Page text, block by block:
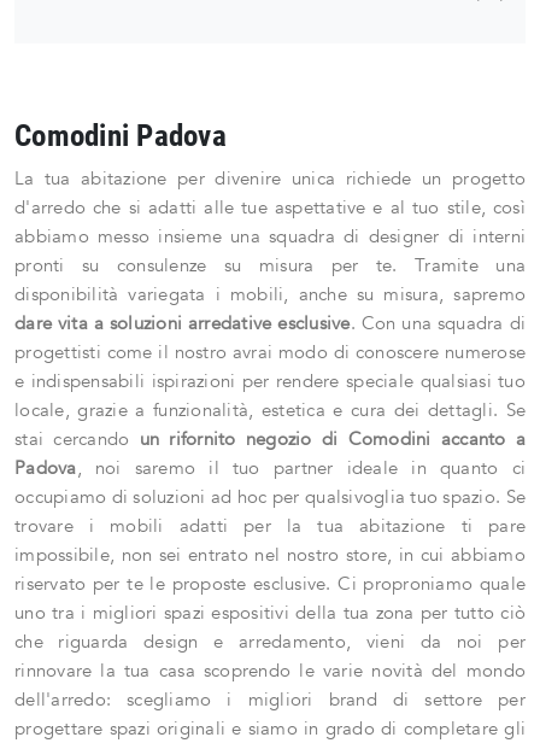
Comodini Padova
La tua abitazione per divenire unica richiede un progetto
d'arredo che si adatti alle tue aspettative e al tuo stile, così
abbiamo messo insieme una squadra di designer di interni
pronti su consulenze su misura per te. Tramite una
disponibilità variegata i mobili, anche su misura, sapremo
dare vita a soluzioni arredative esclusive. Con una squadra di
progettisti come il nostro avrai modo di conoscere numerose
e indispensabili ispirazioni per rendere speciale qualsiasi tuo
locale, grazie a funzionalità, estetica e cura dei dettagli. Se
stai cercando un rifornito negozio di Comodini accanto a
Padova, noi saremo il tuo partner ideale in quanto ci
occupiamo di soluzioni ad hoc per qualsivoglia tuo spazio. Se
trovare i mobili adatti per la tua abitazione ti pare
impossibile, non sei entrato nel nostro store, in cui abbiamo
riservato per te le proposte esclusive. Ci proproniamo quale
uno tra i migliori spazi espositivi della tua zona per tutto ciò
che riguarda design e arredamento, vieni da noi per
rinnovare la tua casa scoprendo le varie novità del mondo
dell'arredo: scegliamo i migliori brand di settore per
progettare spazi originali e siamo in grado di completare gli